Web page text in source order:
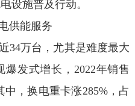
设施普及行动。
供能服务
34万台，尤其是难度最大
发式增长，2022年销售
，换电重卡涨285%，占